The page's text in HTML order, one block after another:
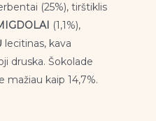
(25%), tirštiklis
(1,1%),
lecitinas, kava
druska. Šokolade
mažiau kaip 14,7%.